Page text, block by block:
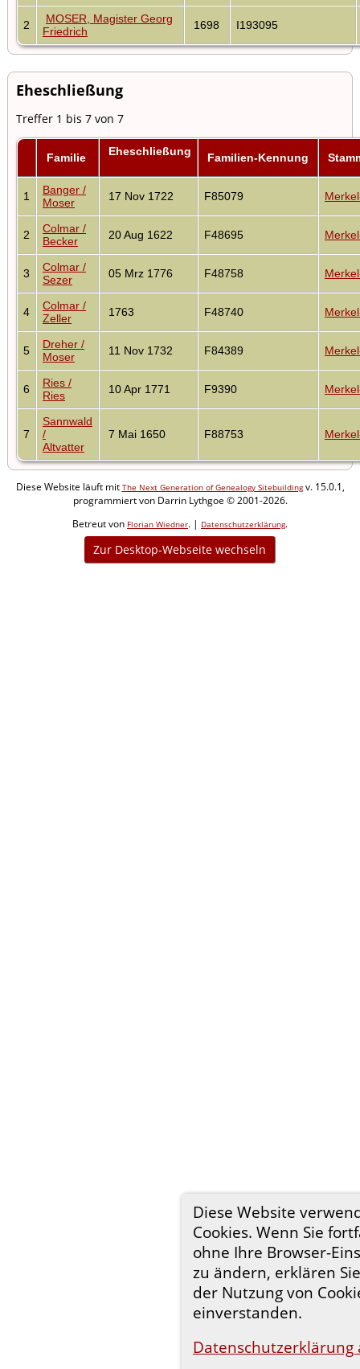
Diese Website
Cookies. Wenn Sie
ohne Ihre Browser-
zu ändern, erklären
der Nutzung von
einverstanden.
Datenschutzerklärung
2
MOSER, Magister Georg
Friedrich
1698 I193095
Eheschließung
Treffer 1 bis 7 von 7
Familie Eheschließung Familien-Kennung
1
Banger /
Moser
17 Nov 1722 F85079
2
Colmar /
Becker
20 Aug 1622 F48695
3
Colmar /
Sezer
05 Mrz 1776 F48758
4
Colmar /
Zeller
1763 F48740
5
Dreher /
Moser
11 Nov 1732 F84389
6
Ries /
Ries
10 Apr 1771 F9390
7
Sannwald
/
Altvatter
7 Mai 1650 F88753
Diese Website läuft mit The Next Generation of Genealogy Sitebuildingv. 15.0.1,
programmiert von Darrin Lythgoe © 2001-2026.
Betreut von Florian Wiedner. | Datenschutzerklärung.
Zur Desktop-Webseite wechseln